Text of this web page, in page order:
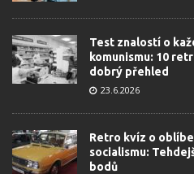
Test znalostí o
komunismu: 10
dobrý přehled
23.6.2026
Retro kvíz o
socialismu:
bodů